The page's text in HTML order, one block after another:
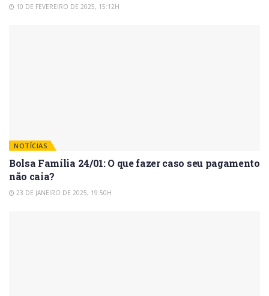
10 DE FEVEREIRO DE 2025, 15:12H
NOTÍCIAS
Bolsa Família 24/01: O que fazer caso seu pagamento
não caia?
23 DE JANEIRO DE 2025, 19:50H